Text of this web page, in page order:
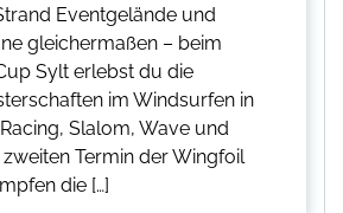
Eventgelände und
gleichermaßen – beim
Sylt erlebst du die
im Windsurfen in
Slalom, Wave und
Termin der Wingfoil
die […]